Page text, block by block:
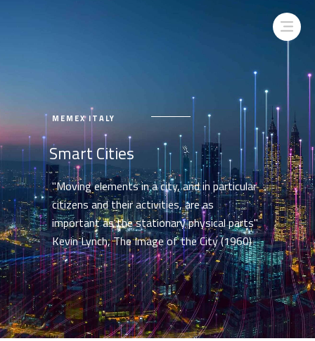
"Moving elements in a city, and in particular
citizens and their activities, are as
important as the stationary physical parts"
Kevin Lynch, The Image of the City (1960)
Smart Cities
MEMEX ITALY